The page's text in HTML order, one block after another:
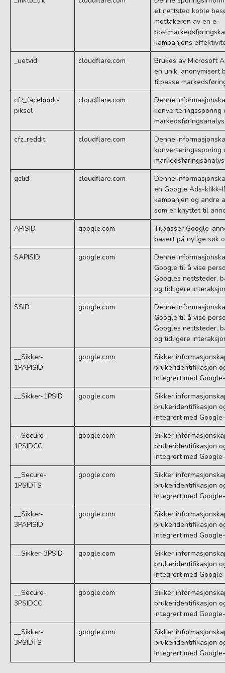
et nettsted koble
mottakeren av en e-
kampanjens
_uetvid
cloudflare.com
Brukes av Microsoft
en unik, anonymisert
tilpasse
cfz_facebook-
piksel
cloudflare.com
Denne
konverteringssporing
cfz_reddit
cloudflare.com
Denne
konverteringssporing
gclid
cloudflare.com
Denne
en Google Ads-klikk-
kampanjen og andre
som er knyttet til
APISID
google.com
Tilpasser Google-
basert på nylige søk
SAPISID
google.com
Denne
Google til å vise
Googles nettsteder,
og tidligere
SSID
google.com
Denne
Google til å vise
Googles nettsteder,
og tidligere
__Sikker-
1PAPISID
google.com
Sikker
brukeridentifikasjon
integrert med
__Sikker-1PSID
google.com
Sikker
brukeridentifikasjon
integrert med
__Secure-
1PSIDCC
google.com
Sikker
brukeridentifikasjon
integrert med
__Secure-
1PSIDTS
google.com
Sikker
brukeridentifikasjon
integrert med
__Sikker-
3PAPISID
google.com
Sikker
brukeridentifikasjon
integrert med
__Sikker-3PSID
google.com
Sikker
brukeridentifikasjon
integrert med
__Secure-
3PSIDCC
google.com
Sikker
brukeridentifikasjon
integrert med
__Sikker-
3PSIDTS
google.com
Sikker
brukeridentifikasjon
integrert med